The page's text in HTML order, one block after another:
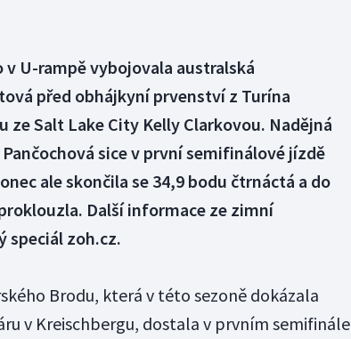
U-rampě vybojovala australská
před obhájkyní prvenství z Turína
ze Salt Lake City Kelly Clarkovou. Nadějná
sice v první semifinálové jízdě
ale skončila se 34,9 bodu čtrnáctá a do
Další informace ze zimní
speciál zoh.cz.
Brodu, která v této sezoně dokázala
v Kreischbergu, dostala v prvním semifinále